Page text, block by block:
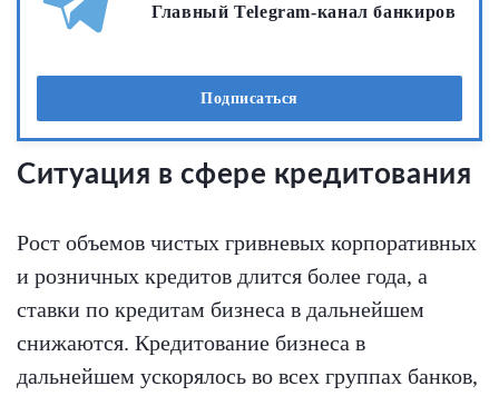
Главный Telegram-канал банкиров
Подписаться
Ситуация в сфере кредитования
Рост объемов чистых гривневых корпоративных
и розничных кредитов длится более года, а
ставки по кредитам бизнеса в дальнейшем
снижаются. Кредитование бизнеса в
дальнейшем ускорялось во всех группах банков,